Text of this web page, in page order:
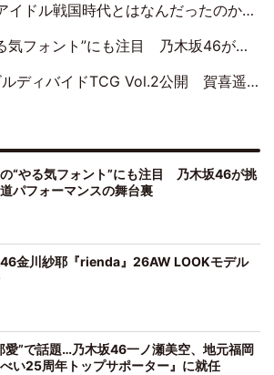
～』第10回：さくら学院・武藤彩未×飯田らうら「正直、中3で辞めるというのを信じてなくて。そう言われてはいたけど、嘘でしょって」
ト”にも注目 乃木坂46が挑んだ書道パフォーマンスの舞台裏
TCG Vol.2公開 賀喜遥香＆田村真佑が『京まふ』ステージに登壇
“やる気フォント”にも注目 乃木坂46が挑
パフォーマンスの舞台裏
金川紗耶『rienda』26AW LOOKモデル
愛”で話題…乃木坂46一ノ瀬美空、地元福岡
べい25周年トップサポーター』に就任